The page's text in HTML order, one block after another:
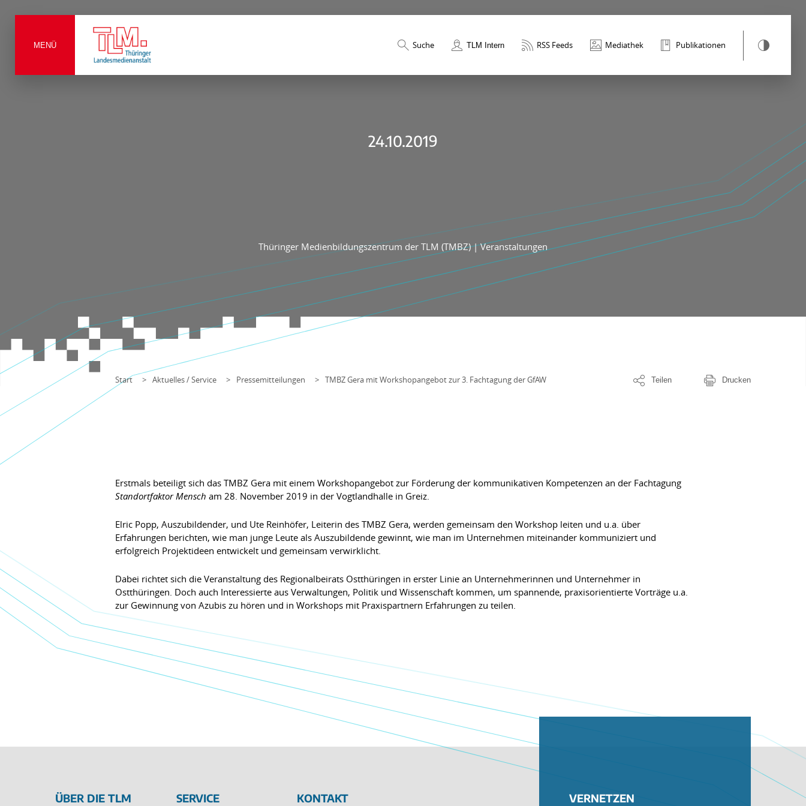
MENÜ Suche TLM Intern RSS Feeds Mediathek Publikationen
24.10.2019
Thüringer Medienbildungszentrum der TLM (TMBZ)|Veranstaltungen
Start Aktuelles / Service Pressemitteilungen TMBZ Gera mit Workshopangebot zur 3. Fachtagung der GfAW Teilen Drucken
Erstmals beteiligt sich das TMBZ Gera mit einem Workshopangebot zur Förderung der kommunikativen Kompetenzen an der Fachtagung
Standortfaktor Mensch am 28. November 2019 in der Vogtlandhalle in Greiz.
Elric Popp, Auszubildender, und Ute Reinhöfer, Leiterin des TMBZ Gera, werden gemeinsam den Workshop leiten und u.a. über
Erfahrungen berichten, wie man junge Leute als Auszubildende gewinnt, wie man im Unternehmen miteinander kommuniziert und
erfolgreich Projektideen entwickelt und gemeinsam verwirklicht.
Dabei richtet sich die Veranstaltung des Regionalbeirats Ostthüringen in erster Linie an Unternehmerinnen und Unternehmer in
Ostthüringen. Doch auch Interessierte aus Verwaltungen, Politik und Wissenschaft kommen, um spannende, praxisorientierte Vorträge u.a.
zur Gewinnung von Azubis zu hören und in Workshops mit Praxispartnern Erfahrungen zu teilen.
ÜBER DIE TLM SERVICE KONTAKT VERNETZEN